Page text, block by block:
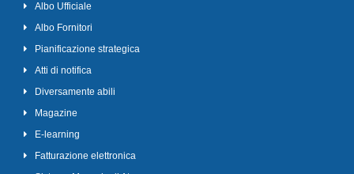
Albo Ufficiale
Albo Fornitori
Pianificazione strategica
Atti di notifica
Diversamente abili
Magazine
E-learning
Fatturazione elettronica